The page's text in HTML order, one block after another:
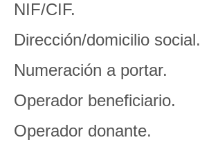
NIF/CIF.
Dirección/domicilio social.
Numeración a portar.
Operador beneficiario.
Operador donante.